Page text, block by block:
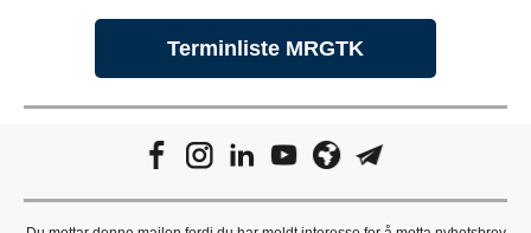
Terminliste MRGTK